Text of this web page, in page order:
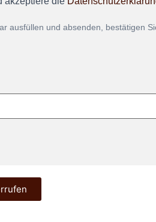
ausfüllen und absenden, bestätigen